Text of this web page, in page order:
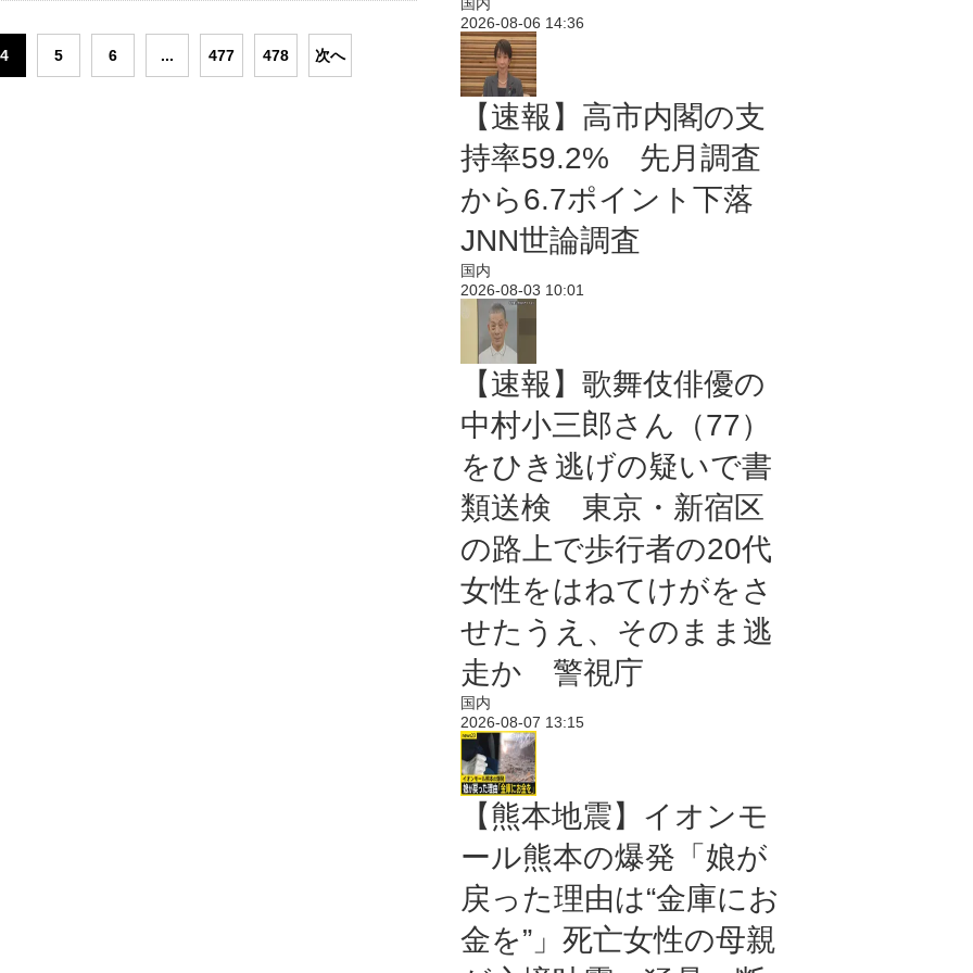
4 5 6 ... 477 478 次へ
2026-08-06 14:36
【速報】高市内閣の支
持率59.2% 先月調査
から6.7ポイント下落
JNN世論調査
国内
2026-08-03 10:01
【速報】歌舞伎俳優の
中村小三郎さん（77）
をひき逃げの疑いで書
類送検 東京・新宿区
の路上で歩行者の20代
女性をはねてけがをさ
せたうえ、そのまま逃
走か 警視庁
国内
2026-08-07 13:15
【熊本地震】イオンモ
ール熊本の爆発「娘が
戻った理由は“金庫にお
金を”」死亡女性の母親